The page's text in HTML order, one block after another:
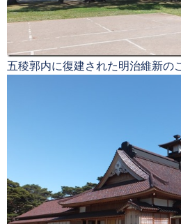
五稜郭内に復建された明治維新の